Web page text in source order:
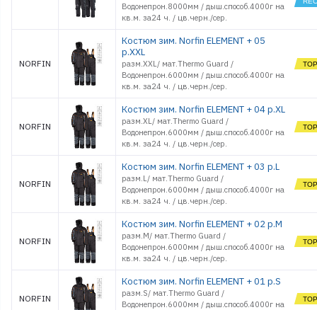
Водонепрон.8000мм / дыш.способ.4000г на
кв.м. за24 ч. / цв.черн./сер.
NORFIN
Костюм зим. Norfin ELEMENT + 05
р.XXL
разм.XXL/ мат.Thermo Guard /
Водонепрон.6000мм / дыш.способ.4000г на
кв.м. за24 ч. / цв.черн./сер.
NORFIN
Костюм зим. Norfin ELEMENT + 04 р.XL
разм.XL/ мат.Thermo Guard /
Водонепрон.6000мм / дыш.способ.4000г на
кв.м. за24 ч. / цв.черн./сер.
NORFIN
Костюм зим. Norfin ELEMENT + 03 р.L
разм.L/ мат.Thermo Guard /
Водонепрон.6000мм / дыш.способ.4000г на
кв.м. за24 ч. / цв.черн./сер.
NORFIN
Костюм зим. Norfin ELEMENT + 02 р.M
разм.M/ мат.Thermo Guard /
Водонепрон.6000мм / дыш.способ.4000г на
кв.м. за24 ч. / цв.черн./сер.
NORFIN
Костюм зим. Norfin ELEMENT + 01 р.S
разм.S/ мат.Thermo Guard /
Водонепрон.6000мм / дыш.способ.4000г на